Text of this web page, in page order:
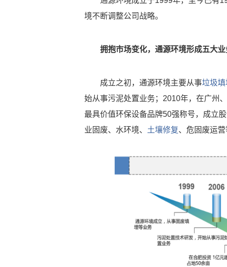
境不断调整公司战略。
拥抱市场变化，通源环境形成五大
成立之初，通源环境主要从事垃圾填
始从事污泥处置业务；2010年，在广州
最具价值环保设备品牌50强称号，成立
业固废、水环境、 土壤修复、危固废运营